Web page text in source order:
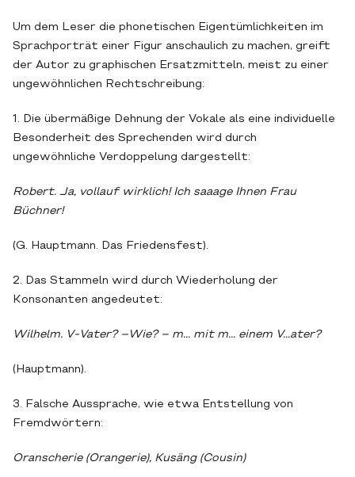
Um dem Leser die phonetischen Eigentümlichkeiten im
Sprachporträt einer Figur anschaulich zu machen, greift
der Autor zu graphischen Ersatzmitteln, meist zu einer
ungewöhnlichen Rechtschreibung:
1. Die übermäßige Dehnung der Vokale als eine individuelle
Besonderheit des Sprechenden wird durch
ungewöhnliche Verdoppelung dargestellt:
Robert. Ja, vollauf wirklich! Ich saaage Ihnen Frau
Büchner!
(G. Hauptmann. Das Friedensfest).
2. Das Stammeln wird durch Wiederholung der
Konsonanten angedeutet:
Wilhelm. V-Vater? –Wie? – m... mit m... einem V...ater?
(Hauptmann).
3. Falsche Aussprache, wie etwa Entstellung von
Fremdwörtern:
Oranscherie (Orangerie), Kusäng (Cousin)